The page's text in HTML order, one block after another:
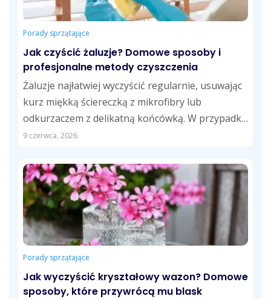
Porady sprzątające
Jak czyścić żaluzje? Domowe sposoby i
profesjonalne metody czyszczenia
Żaluzje najłatwiej wyczyścić regularnie, usuwając
kurz miękką ściereczką z mikrofibry lub
odkurzaczem z delikatną końcówką. W przypadku
tłustych zabrudzeń skuteczne...
9 czerwca, 2026
Porady sprzątające
Jak wyczyścić kryształowy wazon? Domowe
sposoby, które przywrócą mu blask